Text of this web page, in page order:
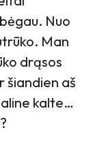
Nuo
Man
drąsos
šiandien aš
kalte…